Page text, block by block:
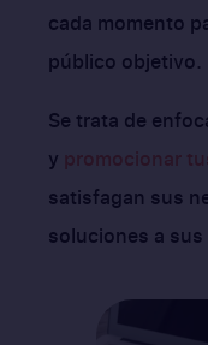
cada momento
público objetivo.
Se trata de
y promocionar
satisfagan sus
soluciones a